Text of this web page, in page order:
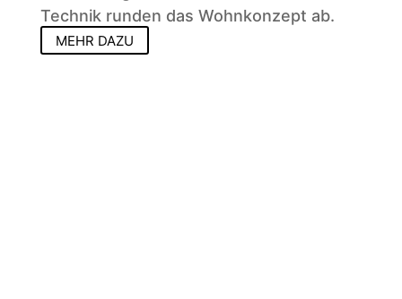
Technik runden das Wohnkonzept ab.
MEHR DAZU